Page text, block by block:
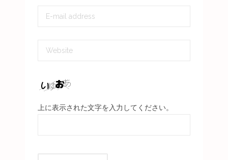
上に表示された文字を入力してください。